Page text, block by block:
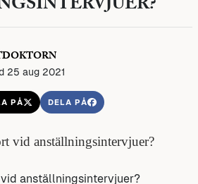
25 aug 2021
PÅ DELA PÅ
anställningsintervjuer?